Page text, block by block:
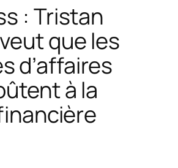
: Tristan
que les
d’affaires
à la